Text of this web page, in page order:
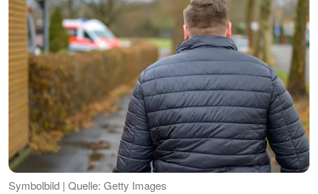
Symbolbild | Quelle: Getty Images